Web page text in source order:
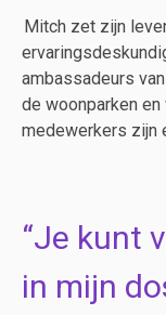
Mitch zet zijn
ambassadeurs
de woonparken
medewerkers zijn
Je kunt
in mijn